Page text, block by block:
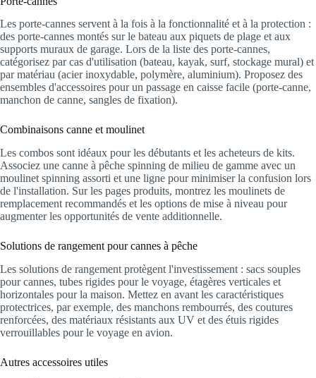
Les porte-cannes servent à la fois à la fonctionnalité et à la protection :
des porte-cannes montés sur le bateau aux piquets de plage et aux
supports muraux de garage. Lors de la liste des porte-cannes,
catégorisez par cas d'utilisation (bateau, kayak, surf, stockage mural) et
par matériau (acier inoxydable, polymère, aluminium). Proposez des
ensembles d'accessoires pour un passage en caisse facile (porte-canne,
manchon de canne, sangles de fixation).
Combinaisons canne et moulinet
Les combos sont idéaux pour les débutants et les acheteurs de kits.
Associez une canne à pêche spinning de milieu de gamme avec un
moulinet spinning assorti et une ligne pour minimiser la confusion lors
de l'installation. Sur les pages produits, montrez les moulinets de
remplacement recommandés et les options de mise à niveau pour
augmenter les opportunités de vente additionnelle.
Solutions de rangement pour cannes à pêche
Les solutions de rangement protègent l'investissement : sacs souples
pour cannes, tubes rigides pour le voyage, étagères verticales et
horizontales pour la maison. Mettez en avant les caractéristiques
protectrices, par exemple, des manchons rembourrés, des coutures
renforcées, des matériaux résistants aux UV et des étuis rigides
verrouillables pour le voyage en avion.
Autres accessoires utiles